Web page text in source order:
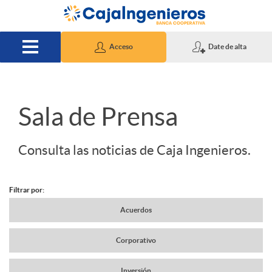
Saltar al contenido principal
Acceso Date de alta
S
i
d
Sala de Prensa
Consulta las noticias de Caja Ingenieros.
N
a
Filtrar por:
Acuerdos
Corporativo